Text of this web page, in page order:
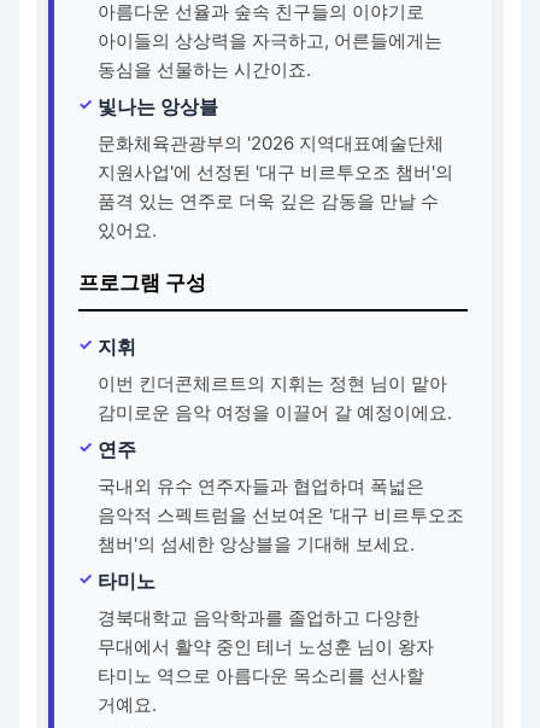
아름다운 선율과 숲속 친구들의 이야기로
아이들의 상상력을 자극하고, 어른들에게는
동심을 선물하는 시간이죠.
빛나는 앙상블
문화체육관광부의 '2026 지역대표예술단체
지원사업'에 선정된 '대구 비르투오조 챔버'의
품격 있는 연주로 더욱 깊은 감동을 만날 수
있어요.
프로그램 구성
지휘
이번 킨더콘체르트의 지휘는 정현 님이 맡아
감미로운 음악 여정을 이끌어 갈 예정이에요.
연주
국내외 유수 연주자들과 협업하며 폭넓은
음악적 스펙트럼을 선보여온 '대구 비르투오조
챔버'의 섬세한 앙상블을 기대해 보세요.
타미노
경북대학교 음악학과를 졸업하고 다양한
무대에서 활약 중인 테너 노성훈 님이 왕자
타미노 역으로 아름다운 목소리를 선사할
거예요.